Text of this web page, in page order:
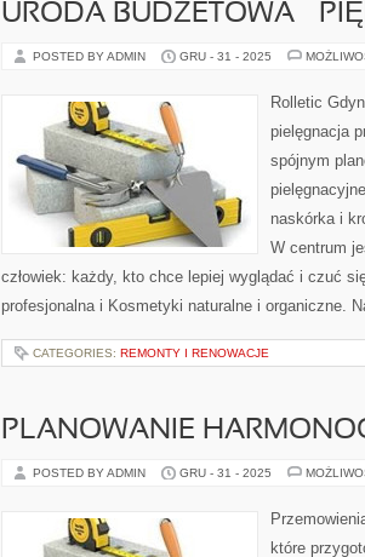
URODA BUDŻETOWA –
POSTED BY ADMIN GRU - 31 - 2025
Rolletic
pielęgnacja
spójnym
naskórka i
W centrum
człowiek: każdy, kto chce lepiej wyglądać i czuć
profesjonalna i Kosmetyki naturalne i organiczne.
CATEGORIES: REMONTY I RENOWACJE
PLANOWANIE
POSTED BY ADMIN GRU - 31 - 2025
które